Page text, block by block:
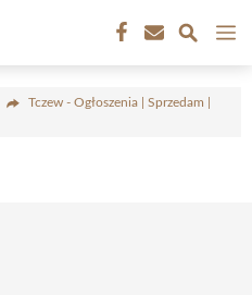
Tczew - Ogłoszenia | Sprzedam |